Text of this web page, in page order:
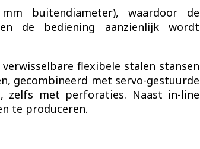
buitendiameter), waardoor de
de bediening aanzienlijk wordt
flexibele stalen stansen
gecombineerd met servo-gestuurde
zelfs met perforaties. Naast in-line
te produceren.